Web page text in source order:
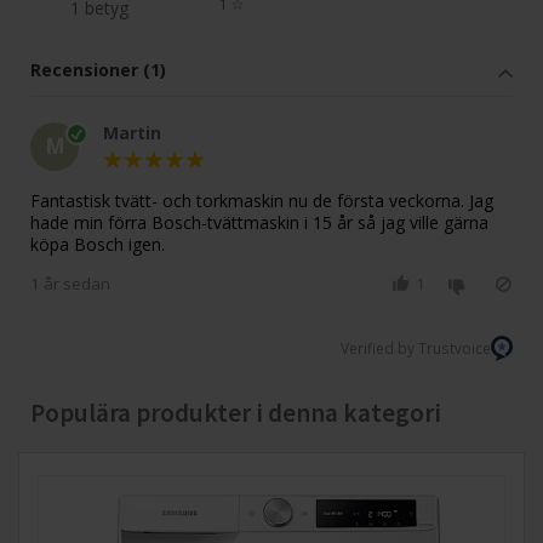
1 betyg
1
Recensioner (1)
Martin
Fantastisk tvätt- och torkmaskin nu de första veckorna. Jag
hade min förra Bosch-tvättmaskin i 15 år så jag ville gärna
köpa Bosch igen.
1 år sedan
Verified by Trustvoice
Populära produkter i denna kategori